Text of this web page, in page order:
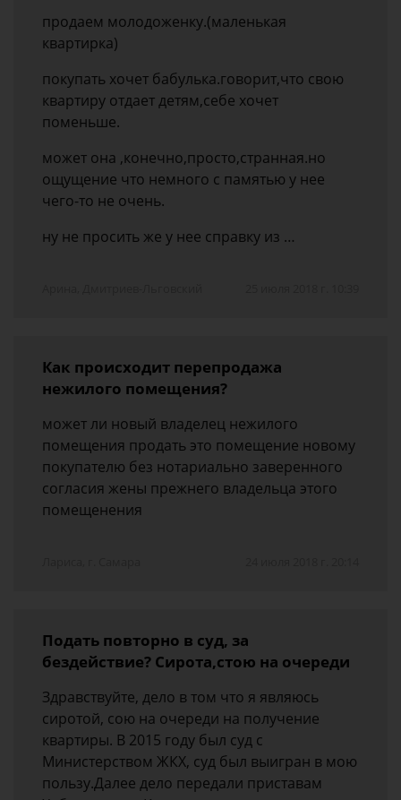
продаем молодоженку.(маленькая
квартирка)
покупать хочет бабулька.говорит,что свою
квартиру отдает детям,себе хочет
поменьше.
может она ,конечно,просто,странная.но
ощущение что немного с памятью у нее
чего-то не очень.
ну не просить же у нее справку из …
Как происходит перепродажа
нежилого помещения?
может ли новый владелец нежилого
помещения продать это помещение новому
покупателю без нотариально заверенного
согласия жены прежнего владельца этого
помещенения
Подать повторно в суд, за
бездействие? Сирота,стою на очереди
Здравствуйте, дело в том что я являюсь
сиротой, сою на очереди на получение
квартиры. В 2015 году был суд с
Министерством ЖКХ, суд был выигран в мою
пользу.Далее дело передали приставам